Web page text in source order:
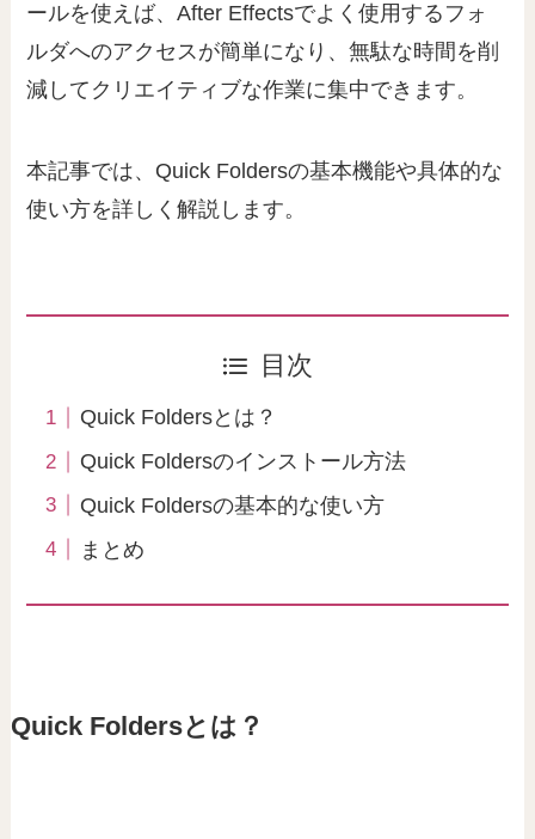
ールを使えば、After Effectsでよく使用するフォ
ルダへのアクセスが簡単になり、無駄な時間を削
減してクリエイティブな作業に集中できます。
本記事では、Quick Foldersの基本機能や具体的な
使い方を詳しく解説します。
目次
Quick Foldersとは？
Quick Foldersのインストール方法
Quick Foldersの基本的な使い方
まとめ
Quick Foldersとは？